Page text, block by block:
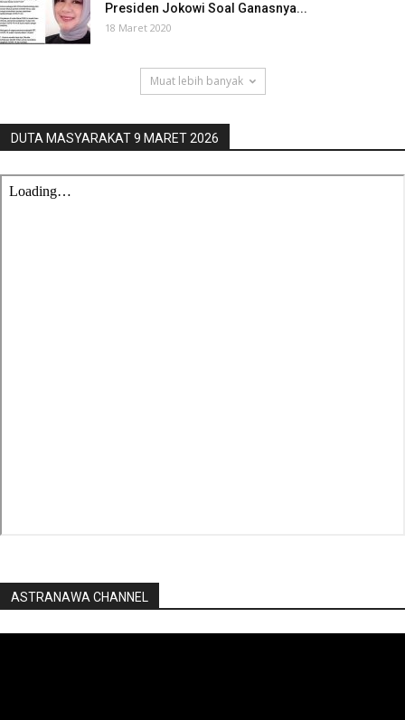
Presiden Jokowi Soal Ganasnya...
18 Maret 2020
Muat lebih banyak
DUTA MASYARAKAT 9 MARET 2026
ASTRANAWA CHANNEL